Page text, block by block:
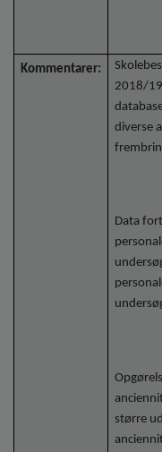
Kommentarer:
2018/19
diverse
Data
større